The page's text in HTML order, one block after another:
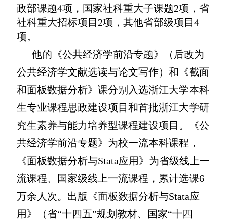
政部课题4项，国家社科重大子课题2项， 省
社科重大招标项目2项， 其他省部级项目4
项。
他的《公共经济学前沿专题》（后改为
公共经济学文献选读与论文写作）和《截面
和面板数据分析》课分别入选浙江大学本科
生专业课程思政建设项目和首批浙江大学研
究生素养与能力培养型课程建设项目。《公
共经济学前沿专题》为校一流本科课程，
《面板数据分析与Stata应用》为省级线上一
流课程、国家级线上一流课程，累计选课6
万余人次。 出版 《面板数据分析与Stata应
用》（省“十四五”规划教材、国家“十四